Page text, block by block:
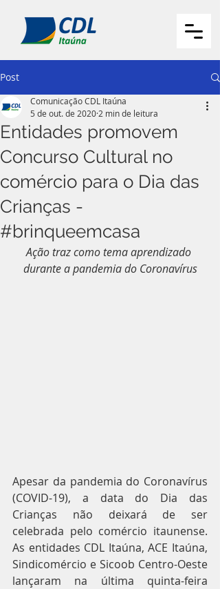
Post
Entidades promovem
Concurso Cultural no
comércio para o Dia das
Crianças -
#brinqueemcasa
Comunicação CDL Itaúna
5 de out. de 2020 2 min de leitura
Ação traz como tema aprendizado
durante a pandemia do Coronavírus
Apesar da pandemia do Coronavírus
(COVID-19), a data do Dia das
Crianças não deixará de ser
celebrada pelo comércio itaunense.
As entidades CDL Itaúna, ACE Itaúna,
Sindicomércio e Sicoob Centro-Oeste
lançaram na última quinta-feira